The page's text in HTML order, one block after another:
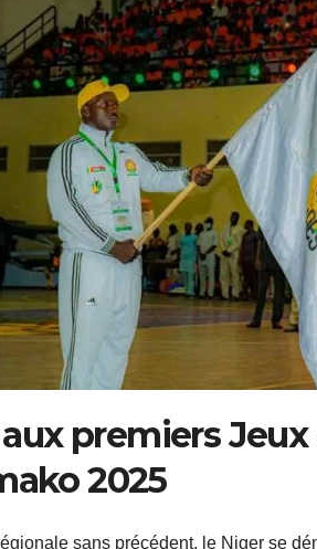
premiers Jeux
2025
sans précédent, le Niger se